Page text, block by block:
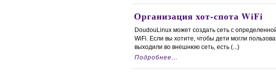
Организация хот-спота WiFi
DoudouLinux может создать сеть с
WiFi. Если вы хотите, чтобы дети могли
выходили во внешнюю сеть, есть (...)
Подробнее…